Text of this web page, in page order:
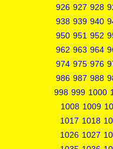
926 927 928
938 939 940
950 951 952
962 963 964
974 975 976
986 987 988
998 999 1000
1008 1009
1017 1018
1026 1027